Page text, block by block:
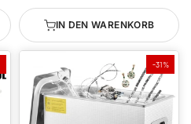
IN DEN WARENKORB
-31%